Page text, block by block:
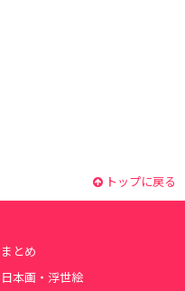
トップに戻る
まとめ
日本画・浮世絵